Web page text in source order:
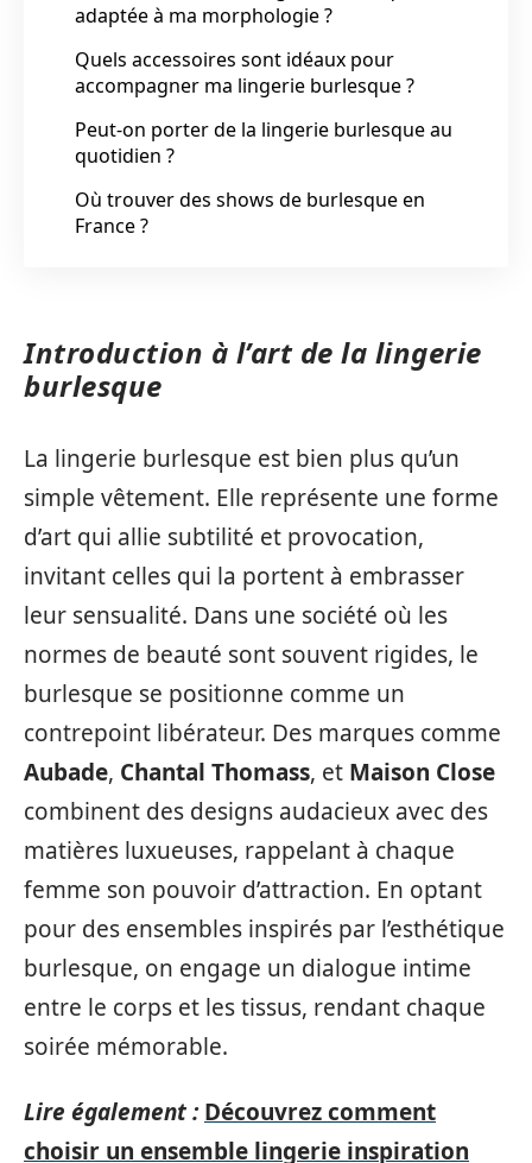
adaptée à ma morphologie ?
Quels accessoires sont idéaux pour
accompagner ma lingerie burlesque ?
Peut-on porter de la lingerie burlesque au
quotidien ?
Où trouver des shows de burlesque en
France ?
Introduction à l’art de la lingerie
burlesque
La lingerie burlesque est bien plus qu’un
simple vêtement. Elle représente une forme
d’art qui allie subtilité et provocation,
invitant celles qui la portent à embrasser
leur sensualité. Dans une société où les
normes de beauté sont souvent rigides, le
burlesque se positionne comme un
contrepoint libérateur. Des marques comme
Aubade, Chantal Thomass, et Maison Close
combinent des designs audacieux avec des
matières luxueuses, rappelant à chaque
femme son pouvoir d’attraction. En optant
pour des ensembles inspirés par l’esthétique
burlesque, on engage un dialogue intime
entre le corps et les tissus, rendant chaque
soirée mémorable.
Lire également : Découvrez comment
choisir un ensemble lingerie inspiration